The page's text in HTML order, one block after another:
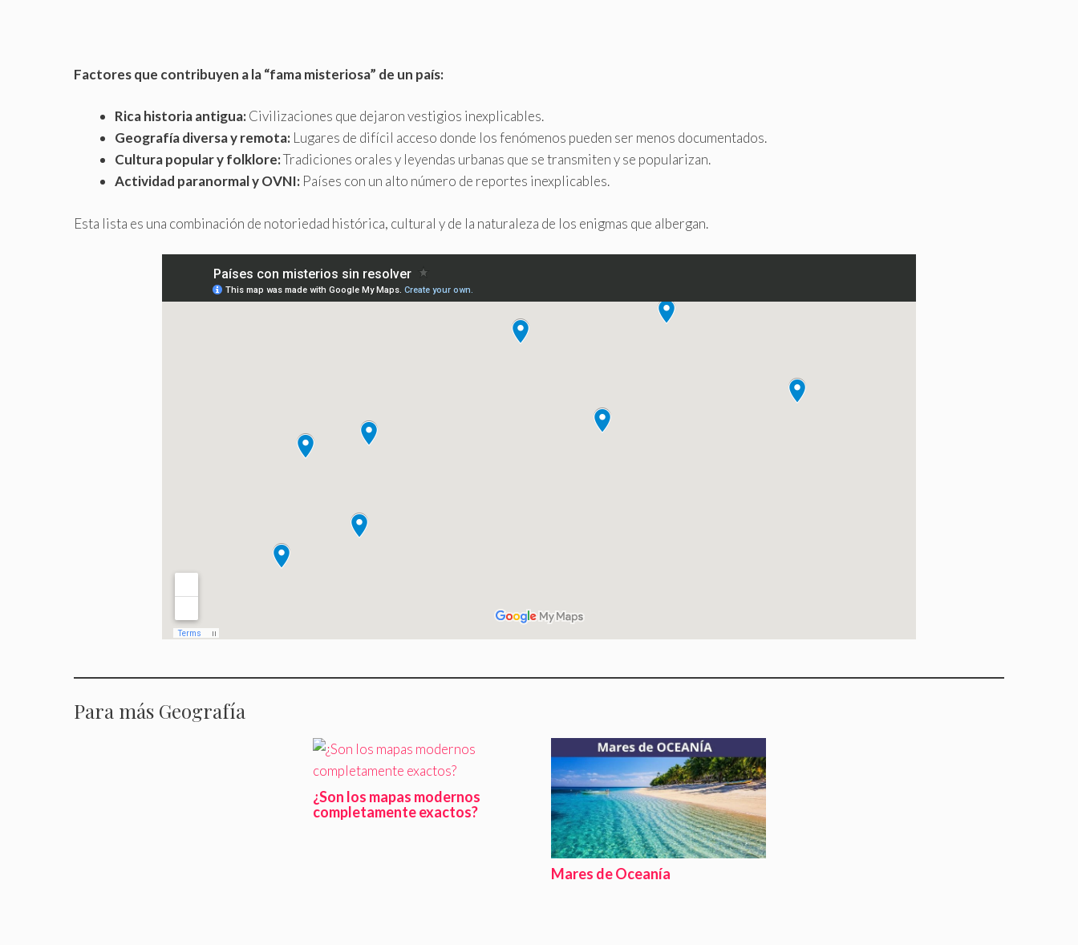
Factores que contribuyen a la “fama misteriosa” de un país:
Rica historia antigua:Civilizaciones que dejaron vestigios inexplicables.
Geografía diversa y remota: Lugares de difícil acceso donde los fenómenos pueden ser menos documentados.
Cultura popular y folklore:Tradiciones orales y leyendas urbanas que se transmiten y se popularizan.
Actividad paranormal y OVNI: Países con un alto número de reportes inexplicables.
Esta lista es una combinación de notoriedad histórica, cultural y de la naturaleza de los enigmas que albergan.
Para más Geografía
¿Son los mapas modernos
completamente exactos?
Mares de Oceanía